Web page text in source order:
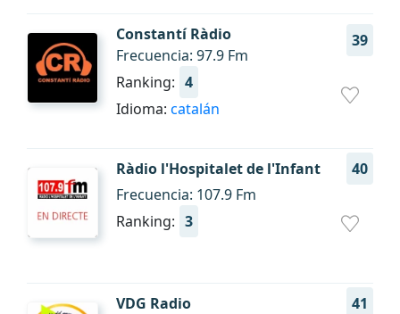
Constantí Ràdio 39
Frecuencia: 97.9 Fm
Ranking: 4
Idioma: catalán
Ràdio l'Hospitalet de l'Infant
40
Frecuencia: 107.9 Fm
Ranking: 3
VDG Radio
41